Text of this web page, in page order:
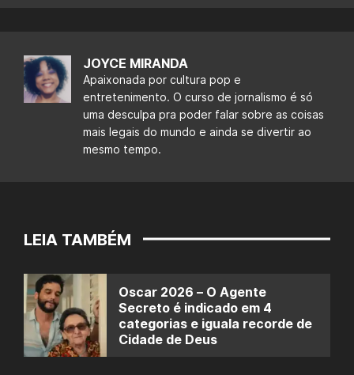
JOYCE MIRANDA
Apaixonada por cultura pop e
entretenimento. O curso de jornalismo é só
uma desculpa pra poder falar sobre as coisas
mais legais do mundo e ainda se divertir ao
mesmo tempo.
LEIA TAMBÉM
Oscar 2026 – O Agente
Secreto é indicado em 4
categorias e iguala recorde de
Cidade de Deus